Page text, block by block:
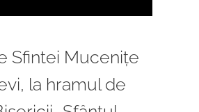
Sfintei Mucenițe
la hramul de